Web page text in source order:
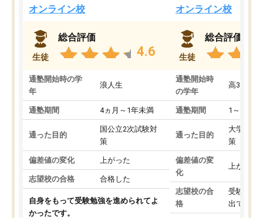
オンライン校
生徒
総合評価
4.6
通塾開始時の学
年
浪人生
通塾期間 4ヵ月～1年未満
通った目的
国公立2次試験対
策
偏差値の変化 上がった
志望校の合格 合格した
自身をもって受験勉強を進められてよ
かったです。
オンライン校
生徒
総合評価
通塾開始時
の学年
高3
通塾期間 1～3ヵ月
通った目的
大学入学
策
偏差値の変
化
上がった
志望校の合
格
受験して
出ていな